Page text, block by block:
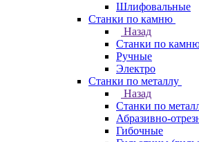
Шлифовальные
Станки по камню
Назад
Станки по
Ручные
Электро
Станки по металлу
Назад
Станки по
Абразивно-
Гибочные